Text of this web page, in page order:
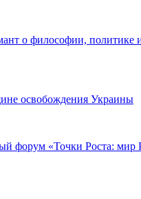
о философии, политике
освобождения Украины
форум «Точки Роста: мир